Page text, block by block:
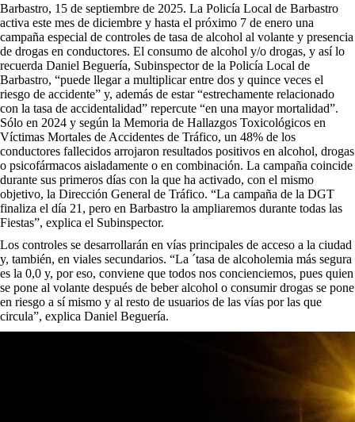
Barbastro, 15 de septiembre de 2025. La Policía Local de Barbastro
activa este mes de diciembre y hasta el próximo 7 de enero una
campaña especial de controles de tasa de alcohol al volante y presencia
de drogas en conductores. El consumo de alcohol y/o drogas, y así lo
recuerda Daniel Beguería, Subinspector de la Policía Local de
Barbastro, “puede llegar a multiplicar entre dos y quince veces el
riesgo de accidente” y, además de estar “estrechamente relacionado
con la tasa de accidentalidad” repercute “en una mayor mortalidad”.
Sólo en 2024 y según la Memoria de Hallazgos Toxicológicos en
Víctimas Mortales de Accidentes de Tráfico, un 48% de los
conductores fallecidos arrojaron resultados positivos en alcohol, drogas
o psicofármacos aisladamente o en combinación. La campaña coincide
durante sus primeros días con la que ha activado, con el mismo
objetivo, la Dirección General de Tráfico. “La campaña de la DGT
finaliza el día 21, pero en Barbastro la ampliaremos durante todas las
Fiestas”, explica el Subinspector.
Los controles se desarrollarán en vías principales de acceso a la ciudad
y, también, en viales secundarios. “La ´tasa de alcoholemia más segura
es la 0,0 y, por eso, conviene que todos nos concienciemos, pues quien
se pone al volante después de beber alcohol o consumir drogas se pone
en riesgo a sí mismo y al resto de usuarios de las vías por las que
circula”, explica Daniel Beguería.